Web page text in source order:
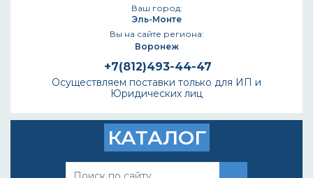
Ваш город:
Эль-Монте
Вы на сайте региона:
Воронеж
+7(812)493-44-47
Осуществляем поставки только для ИП и
Юридических лиц
КАТАЛОГ